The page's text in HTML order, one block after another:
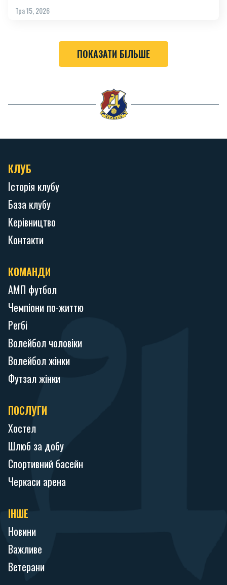
Тра 15, 2026
ПОКАЗАТИ БІЛЬШЕ
КЛУБ
Історія клубу
База клубу
Керівництво
Контакти
КОМАНДИ
АМП футбол
Чемпіони по-життю
Регбі
Волейбол чоловіки
Волейбол жінки
Футзал жінки
ПОСЛУГИ
Хостел
Шлюб за добу
Спортивний басейн
Черкаси арена
ІНШЕ
Новини
Важливе
Ветерани